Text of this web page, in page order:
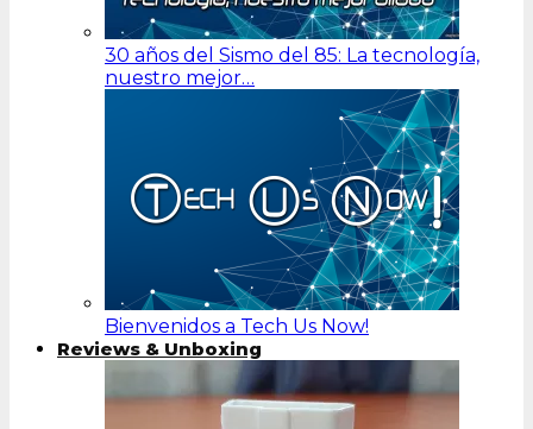
30 años del Sismo del 85: La tecnología,
nuestro mejor…
Bienvenidos a Tech Us Now!
Reviews & Unboxing